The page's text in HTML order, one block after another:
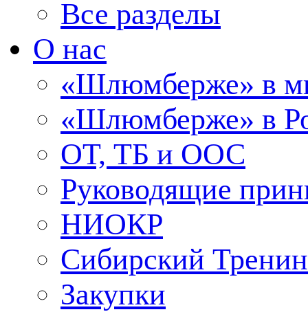
Все разделы
О нас
«Шлюмберже» в
«Шлюмберже» в
ОТ, ТБ и ООС
Руководящие
НИОКР
Сибирский
Закупки